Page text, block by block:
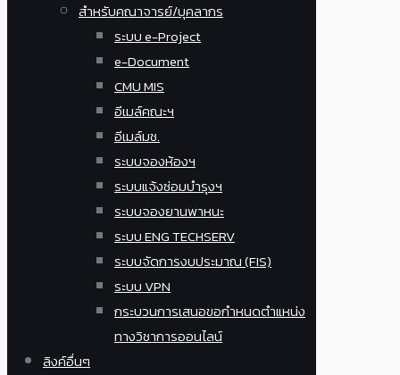
สำหรับคณาจารย์/บุคลากร
ระบบ e-Project
e-Document
CMU MIS
อีเมล์คณะฯ
อีเมล์มช.
ระบบจองห้องฯ
ระบบแจ้งซ่อมบำรุงฯ
ระบบจองยานพาหนะ
ระบบ ENG TECHSERV
ระบบจัดการงบประมาณ (FIS)
ระบบ VPN
กระบวนการเสนอขอกำหนดตำแหน่ง
ทางวิชาการออนไลน์
ลิงค์อื่นๆ